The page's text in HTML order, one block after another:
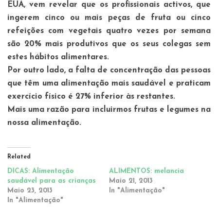
EUA, vem revelar que os profissionais activos, que
ingerem cinco ou mais peças de fruta ou cinco
refeições com vegetais quatro vezes por semana
são 20% mais produtivos que os seus colegas sem
estes hábitos alimentares.
Por outro lado, a falta de concentração das pessoas
que têm uma alimentação mais saudável e praticam
exercício físico é 27% inferior às restantes.
Mais uma razão para incluirmos frutas e legumes na
nossa alimentação.
Related
DICAS: Alimentação
saudável para as crianças
Maio 23, 2013
In "Alimentação"
ALIMENTOS: melancia
Maio 21, 2013
In "Alimentação"